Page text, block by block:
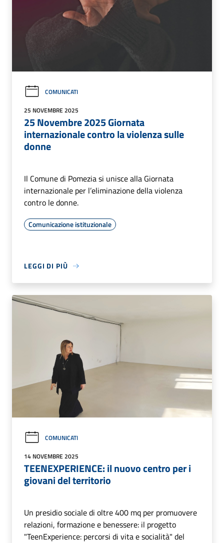
COMUNICATI
25 NOVEMBRE 2025
25 Novembre 2025 Giornata
internazionale contro la violenza sulle
donne
Il Comune di Pomezia si unisce alla Giornata
internazionale per l’eliminazione della violenza
contro le donne.
Comunicazione istituzionale
LEGGI DI PIÙ
COMUNICATI
14 NOVEMBRE 2025
TEENEXPERIENCE: il nuovo centro per i
giovani del territorio
Un presidio sociale di oltre 400 mq per promuovere
relazioni, formazione e benessere: il progetto
"TeenExperience: percorsi di vita e socialità" del